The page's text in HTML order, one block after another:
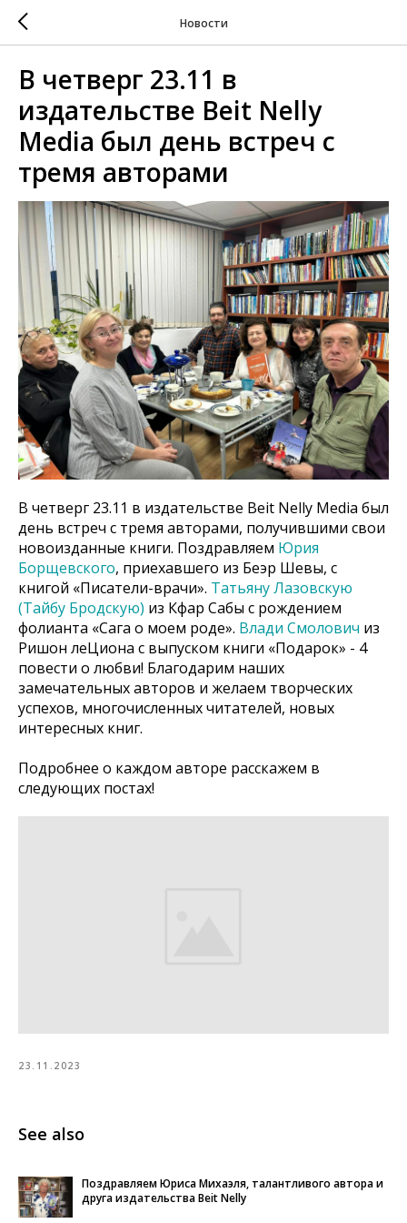
Новости
В четверг 23.11 в
издательстве Beit Nelly
Media был день встреч с
тремя авторами
В четверг 23.11 в издательстве Beit Nelly Media был
день встреч с тремя авторами, получившими свои
новоизданные книги. Поздравляем Юрия
Борщевского, приехавшего из Беэр Шевы, с
книгой «Писатели-врачи». Татьяну Лазовскую
(Тайбу Бродскую) из Кфар Сабы с рождением
фолианта «Сага о моем роде». Влади Смолович из
Ришон леЦиона с выпуском книги «Подарок» - 4
повести о любви! Благодарим наших
замечательных авторов и желаем творческих
успехов, многочисленных читателей, новых
интересных книг.
Подробнее о каждом авторе расскажем в
следующих постах!
23.11.2023
See also
Поздравляем Юриса Михаэля, талантливого автора и
друга издательства Beit Nelly